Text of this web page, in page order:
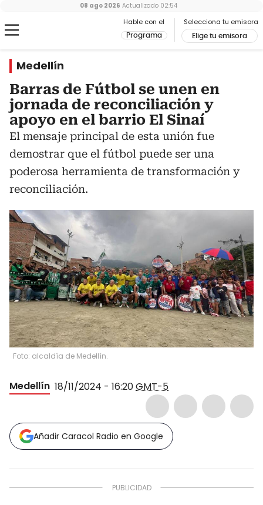
Hable con el
Programa
Selecciona tu emisora
Elige tu emisora
08 ago 2026 Actualizado 02:54
Medellín
Barras de Fútbol se unen en
jornada de reconciliación y
apoyo en el barrio El Sinaí
El mensaje principal de esta unión fue
demostrar que el fútbol puede ser una
poderosa herramienta de transformación y
reconciliación.
Foto: alcaldía de Medellín.
Medellín 18/11/2024 - 16:20GMT-5
Añadir Caracol Radio en Google